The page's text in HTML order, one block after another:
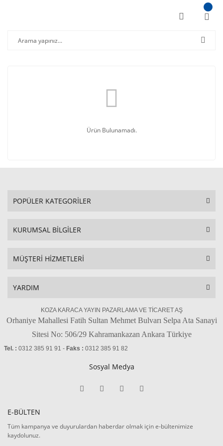
Ürün Bulunamadı.
POPÜLER KATEGORİLER
KURUMSAL BİLGİLER
MÜŞTERİ HİZMETLERİ
YARDIM
KOZA KARACA YAYIN PAZARLAMA VE TİCARET AŞ
Orhaniye Mahallesi Fatih Sultan Mehmet Bulvarı Selpa Ata Sanayi
Sitesi No: 506/29 Kahramankazan Ankara Türkiye
Tel. : 0312 385 91 91 -Faks : 0312 385 91 82
Sosyal Medya
E-BÜLTEN
Tüm kampanya ve duyurulardan haberdar olmak için e-bültenimize
kaydolunuz.